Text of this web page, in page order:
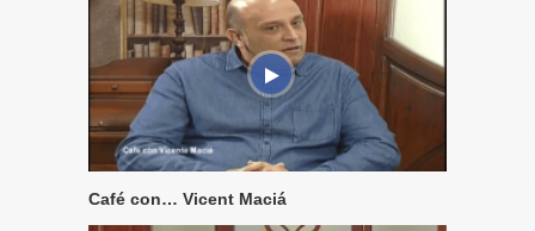
Café con… Vicent Maciá